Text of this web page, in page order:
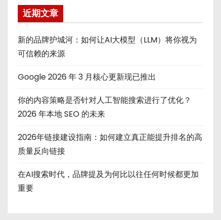
近期文章
新的品牌护城河：如何让AI大模型（LLM）将你视为
可信赖的来源
Google 2026 年 3 月核心更新现已推出
你的内容策略是否针对人工智能搜索进行了优化？
2026 年本地 SEO 的未来
2026年链接建设指南：如何建立真正能提升排名的高
质量反向链接
在AI搜索时代，品牌提及为何比以往任何时候都更加
重要